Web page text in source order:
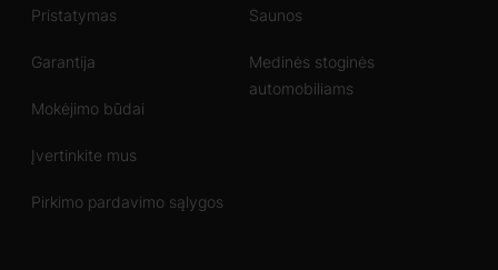
Pristatymas
Garantija
Mokėjimo būdai
Įvertinkite mus
Pirkimo pardavimo sąlygos
Saunos
Medinės stoginės
automobiliams